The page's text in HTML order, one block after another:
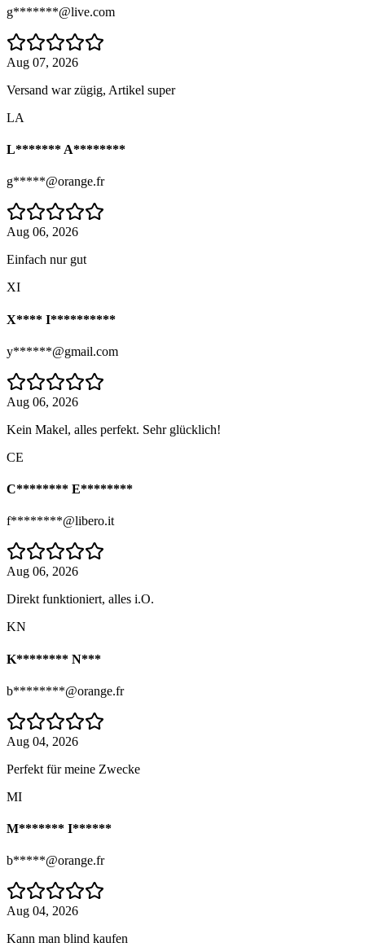
g*******@live.com
Aug 07, 2026
Versand war zügig, Artikel super
LA
L******* A********
g*****@orange.fr
Aug 06, 2026
Einfach nur gut
XI
X**** I**********
y******@gmail.com
Aug 06, 2026
Kein Makel, alles perfekt. Sehr glücklich!
CE
C******** E********
f********@libero.it
Aug 06, 2026
Direkt funktioniert, alles i.O.
KN
K******** N***
b********@orange.fr
Aug 04, 2026
Perfekt für meine Zwecke
MI
M******* I******
b*****@orange.fr
Aug 04, 2026
Kann man blind kaufen